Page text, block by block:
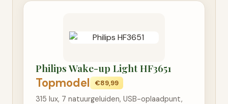
Philips Wake-up Light HF3651
Topmodel €89,99
315 lux, 7 natuurgeluiden, USB-oplaadpunt,